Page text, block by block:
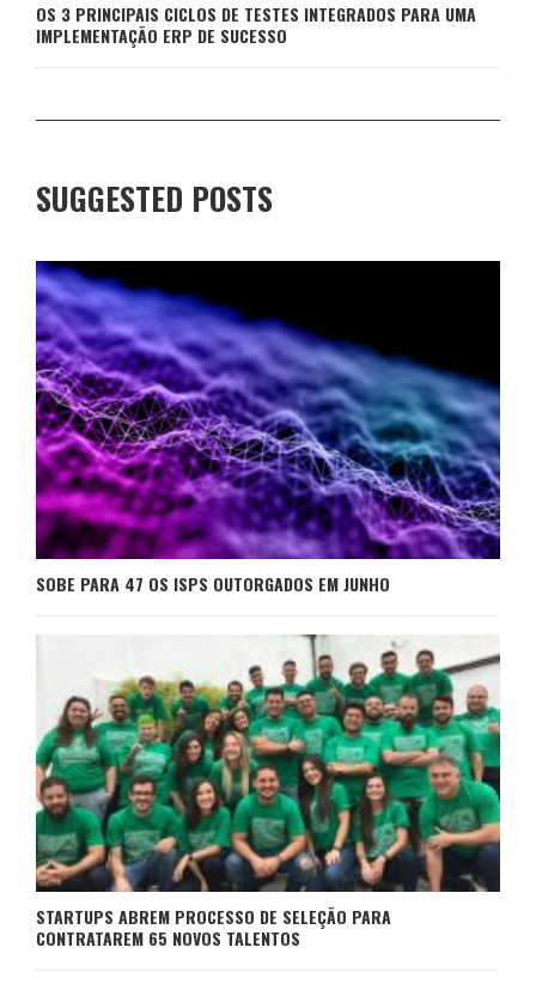
OS 3 PRINCIPAIS CICLOS DE TESTES INTEGRADOS PARA UMA
IMPLEMENTAÇÃO ERP DE SUCESSO
SUGGESTED POSTS
SOBE PARA 47 OS ISPS OUTORGADOS EM JUNHO
STARTUPS ABREM PROCESSO DE SELEÇÃO PARA
CONTRATAREM 65 NOVOS TALENTOS